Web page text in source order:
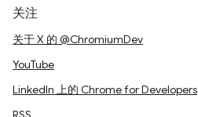
关注
关于 X 的 @ChromiumDev
YouTube
LinkedIn 上的 Chrome for Developers